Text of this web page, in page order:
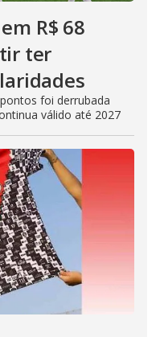
R$ 68
ter
foi derrubada
válido até 2027